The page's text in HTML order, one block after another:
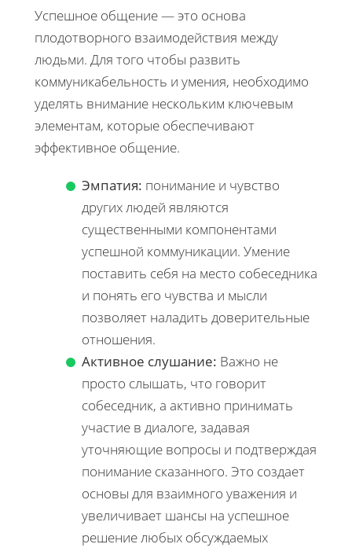
Успешное общение — это основа
плодотворного взаимодействия между
людьми. Для того чтобы развить
коммуникабельность и умения, необходимо
уделять внимание нескольким ключевым
элементам, которые обеспечивают
эффективное общение.
Эмпатия: понимание и чувство
других людей являются
существенными компонентами
успешной коммуникации. Умение
поставить себя на место собеседника
и понять его чувства и мысли
позволяет наладить доверительные
отношения.
Активное слушание: Важно не
просто слышать, что говорит
собеседник, а активно принимать
участие в диалоге, задавая
уточняющие вопросы и подтверждая
понимание сказанного. Это создает
основы для взаимного уважения и
увеличивает шансы на успешное
решение любых обсуждаемых